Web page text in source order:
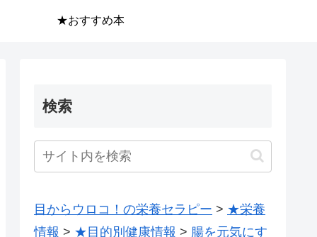
★おすすめ本
検索
目からウロコ！の栄養セラピー > ★栄養
情報 > ★目的別健康情報 > 腸を元気にす